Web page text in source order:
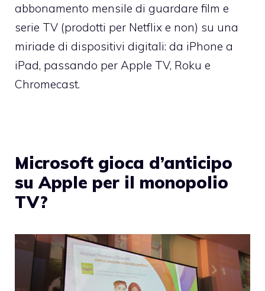
abbonamento mensile di guardare film e
serie TV (prodotti per Netflix e non) su una
miriade di dispositivi digitali: da iPhone a
iPad, passando per Apple TV, Roku e
Chromecast.
Microsoft gioca d’anticipo
su Apple per il monopolio
TV?